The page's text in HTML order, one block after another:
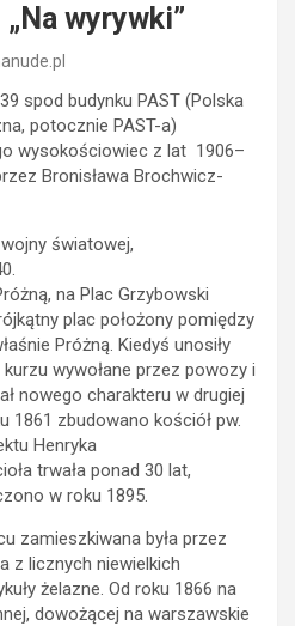
wyrywki”
spod budynku PAST (Polska
potocznie PAST-a)
wysokościowiec z lat 1906–
Bronisława Brochwicz-
światowej,
na Plac Grzybowski
plac położony pomiędzy
Próżną. Kiedyś unosiły
wywołane przez powozy i
nowego charakteru w drugiej
1861 zbudowano kościół pw.
Henryka
trwała ponad 30 lat,
w roku 1895.
zamieszkiwana była przez
z licznych niewielkich
żelazne. Od roku 1866 na
dowożącej na warszawskie